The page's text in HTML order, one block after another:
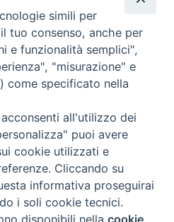
stampa):
di IGLESIAS
simili per
tuo consenso, anche per
e funzionalità semplici",
"misurazione" e
come specificato nella
all'utilizzo dei
puoi avere
cookie utilizzati e
Cliccando su
informativa proseguirai
i soli cookie tecnici.